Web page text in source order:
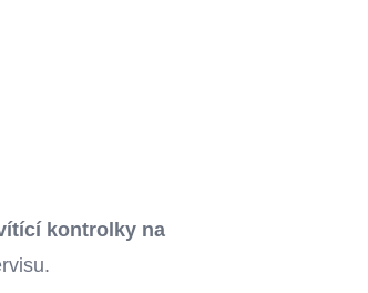
kontrolky na